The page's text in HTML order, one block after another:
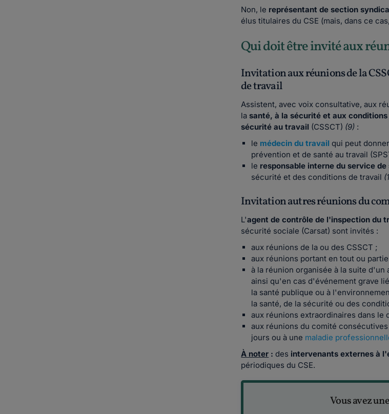
Non, le représentant de section
élus titulaires du CSE (mais, dans ce
Qui doit être invité aux
Invitation aux réunions de la
de travail
Assistent, avec voix consultative, aux
la santé, à la sécurité et aux
sécurité au travail (CSSCT) (9) :
le médecin du travail qui peut
prévention et de santé au travail
le responsable interne du service
sécurité et des conditions de travail
Invitation autres réunions du
L'agent de contrôle de l'inspection du
sécurité sociale (Carsat) sont invités :
aux réunions de la ou des CSSCT ;
aux réunions portant en tout ou
à la réunion organisée à la suite
ainsi qu'en cas d'événement grave
la santé publique ou à
la santé, de la sécurité ou des
aux réunions extraordinaires dans le
aux réunions du comité
jours ou à une maladie
À noter : des intervenants externes à
périodiques du CSE.
Vous avez